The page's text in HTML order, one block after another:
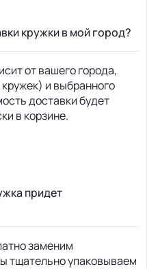
кружки в мой город?
от вашего города,
и выбранного
доставки будет
в корзине.
придет
заменим
тщательно упаковываем